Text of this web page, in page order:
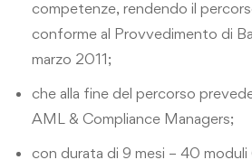
competenze, rendendo il
conforme al Provvedimento di
marzo 2011;
che alla fine del percorso
AML & Compliance Managers;
con durata di 9 mesi – 40